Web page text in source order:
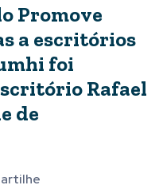
Promove
a escritórios
foi
Rafael
de